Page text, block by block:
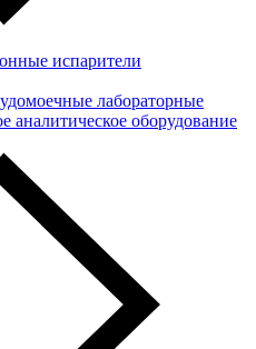
испарители
лабораторные
аналитическое оборудование